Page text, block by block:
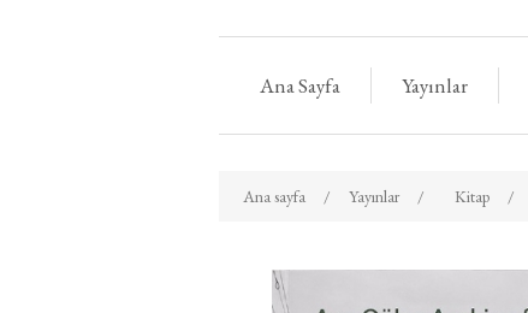
Ana Sayfa Yayınlar
Ana sayfa / Yayınlar / Kitap /